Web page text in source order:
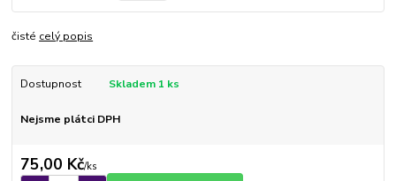
čisté celý popis
Dostupnost Skladem 1 ks
Nejsme plátci DPH
75,00 Kč/ks